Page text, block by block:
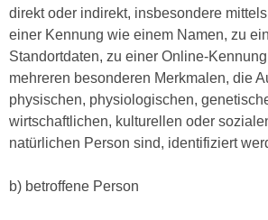
direkt oder indirekt, insbesondere
einer Kennung wie einem Namen, zu
Standortdaten, zu einer Online-
mehreren besonderen Merkmalen, die
physischen, physiologischen,
wirtschaftlichen, kulturellen oder
natürlichen Person sind, identifiziert
b) betroffene Person